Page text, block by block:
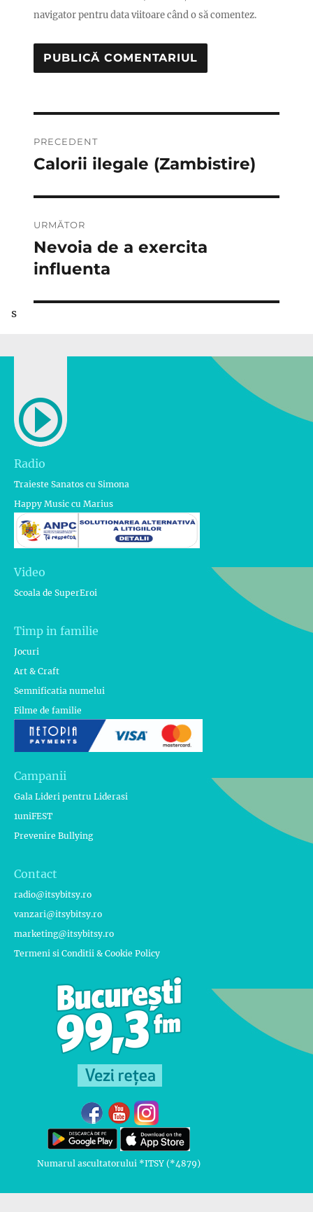
navigator pentru data viitoare când o să comentez.
în
PRECEDENT
Articolul
Calorii ilegale (Zambistire)
URMĂTOR
Articolul
următor:
Nevoia de a exercita
influenta
s
Radio
Traieste Sanatos cu Simona
Happy Music cu Marius
Video
Scoala de SuperEroi
Timp in familie
Jocuri
Art & Craft
Semnificatia numelui
Filme de familie
Campanii
Gala Lideri pentru Liderasi
1uniFEST
Prevenire Bullying
Contact
radio@itsybitsy.ro
vanzari@itsybitsy.ro
marketing@itsybitsy.ro
Termeni si Conditii & Cookie Policy
Numarul ascultatorului *ITSY (*4879)